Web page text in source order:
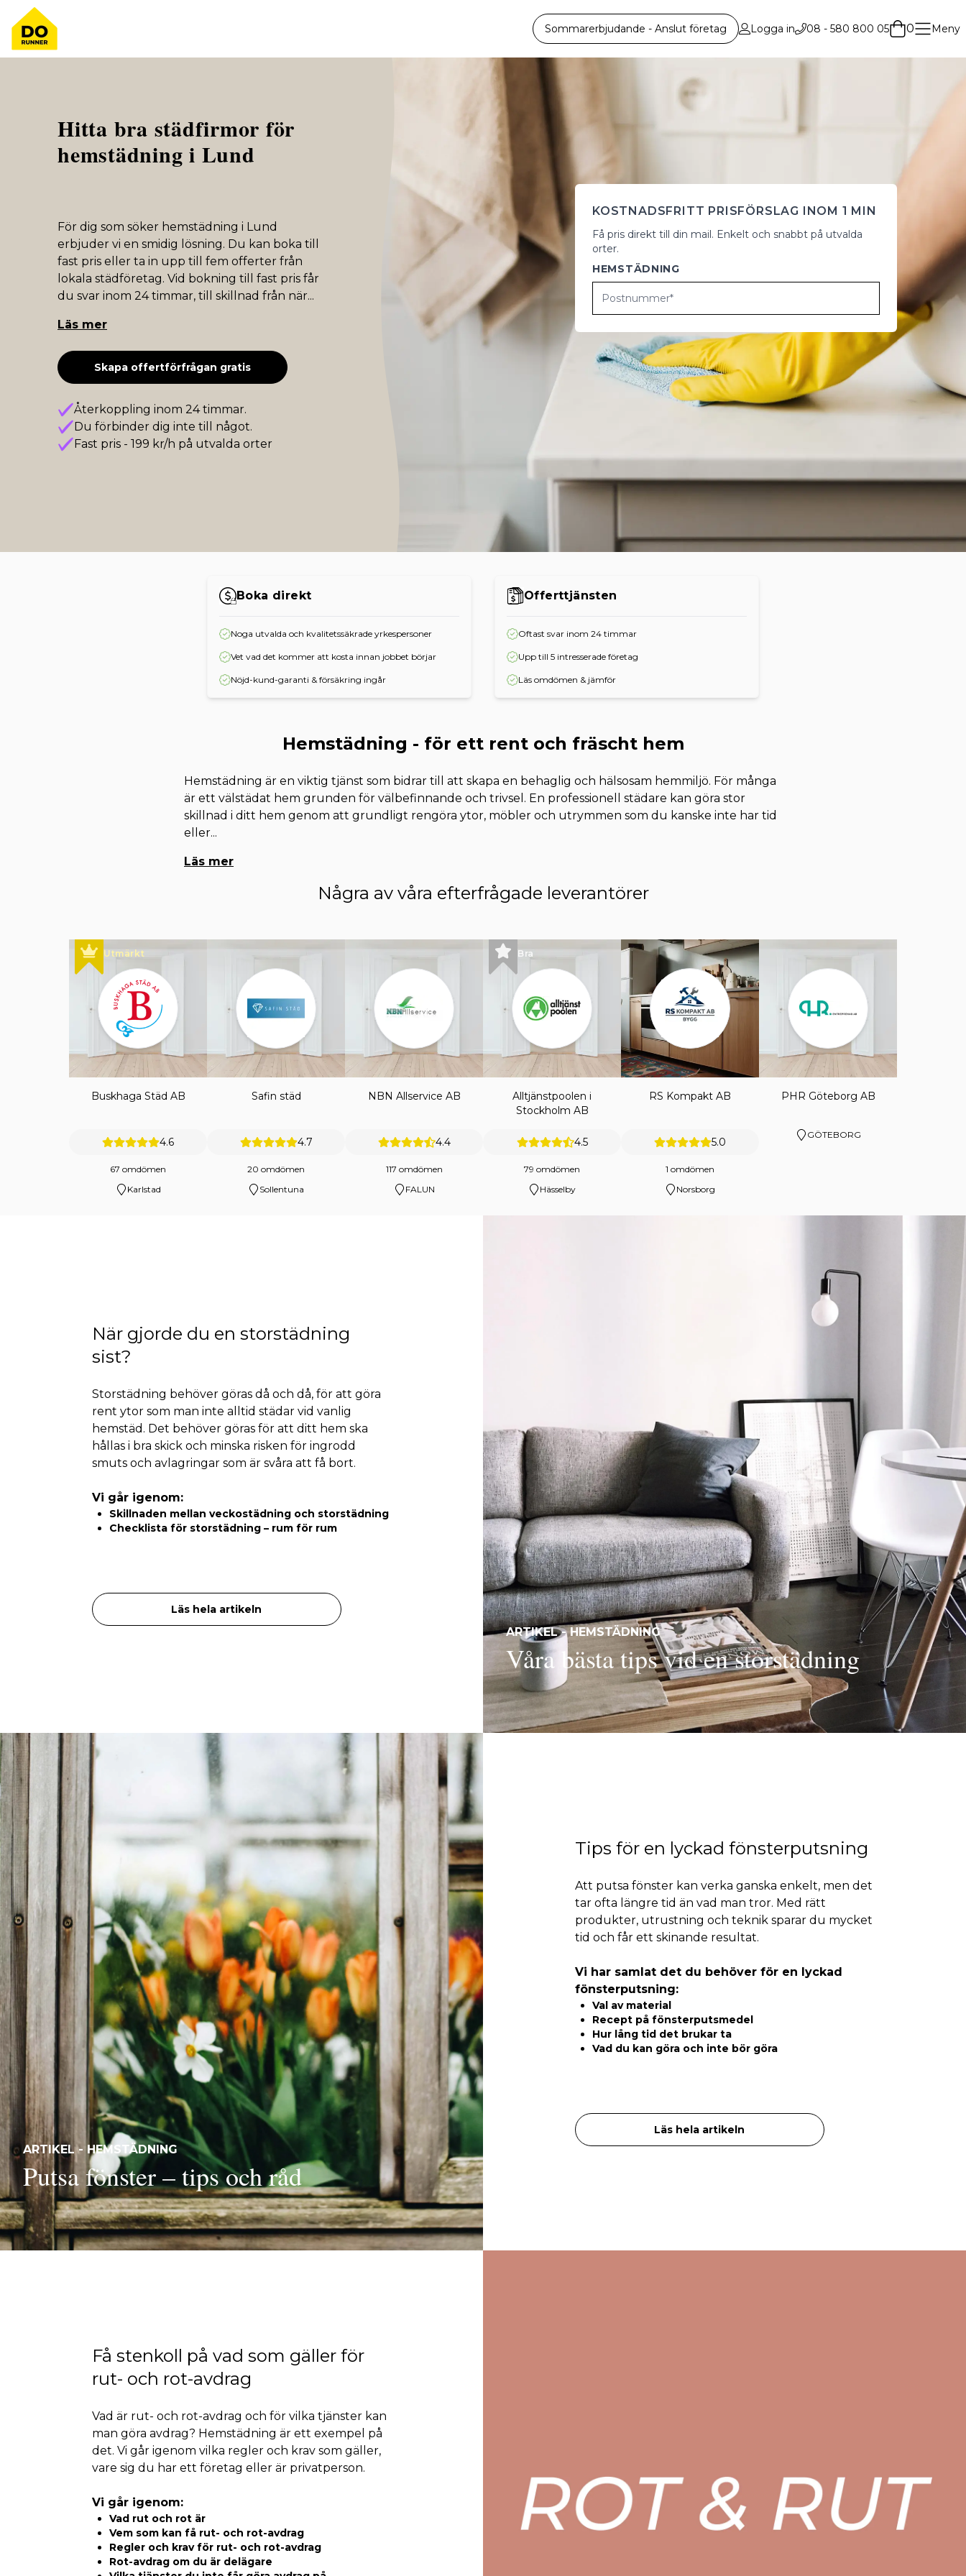
Sommarerbjudande - Anslut företag Logga in 08 - 580 800 05 0 Meny
Hitta bra städfirmor för
hemstädning i Lund
För dig som söker hemstädning i Lund
erbjuder vi en smidig lösning. Du kan boka till
fast pris eller ta in upp till fem offerter från
lokala städföretag. Vid bokning till fast pris får
du svar inom 24 timmar, till skillnad från när...
Läs mer
Skapa offertförfrågan gratis
Återkoppling inom 24 timmar.
Du förbinder dig inte till något.
Fast pris - 199 kr/h på utvalda orter
KOSTNADSFRITT PRISFÖRSLAG INOM 1 MIN
Få pris direkt till din mail. Enkelt och snabbt på utvalda
orter.
HEMSTÄDNING
Boka direkt
Noga utvalda och kvalitetssäkrade yrkespersoner
Vet vad det kommer att kosta innan jobbet börjar
Nöjd-kund-garanti & försäkring ingår
Offerttjänsten
Oftast svar inom 24 timmar
Upp till 5 intresserade företag
Läs omdömen & jämför
Hemstädning - för ett rent och fräscht hem
Hemstädning är en viktig tjänst som bidrar till att skapa en behaglig och hälsosam hemmiljö. För många
är ett välstädat hem grunden för välbefinnande och trivsel. En professionell städare kan göra stor
skillnad i ditt hem genom att grundligt rengöra ytor, möbler och utrymmen som du kanske inte har tid
eller...
Läs mer
Några av våra efterfrågade leverantörer
Utmärkt
Buskhaga Städ AB
4.6
67 omdömen
Karlstad
Safin städ
4.7
20 omdömen
Sollentuna
NBN Allservice AB
4.4
117 omdömen
FALUN
Bra
Alltjänstpoolen i
Stockholm AB
4.5
79 omdömen
Hässelby
RS Kompakt AB
5.0
1 omdömen
Norsborg
PHR Göteborg AB
GÖTEBORG
När gjorde du en storstädning
sist?
Storstädning behöver göras då och då, för att göra
rent ytor som man inte alltid städar vid vanlig
hemstäd. Det behöver göras för att ditt hem ska
hållas i bra skick och minska risken för ingrodd
smuts och avlagringar som är svåra att få bort.
Vi går igenom:
Skillnaden mellan veckostädning och storstädning
Checklista för storstädning – rum för rum
Läs hela artikeln
ARTIKEL - HEMSTÄDNING
Våra bästa tips vid en storstädning
Tips för en lyckad fönsterputsning
Att putsa fönster kan verka ganska enkelt, men det
tar ofta längre tid än vad man tror. Med rätt
produkter, utrustning och teknik sparar du mycket
tid och får ett skinande resultat.
Vi har samlat det du behöver för en lyckad
fönsterputsning:
Val av material
Recept på fönsterputsmedel
Hur lång tid det brukar ta
Vad du kan göra och inte bör göra
Läs hela artikeln
ARTIKEL - HEMSTÄDNING
Putsa fönster – tips och råd
Få stenkoll på vad som gäller för
rut- och rot-avdrag
Vad är rut- och rot-avdrag och för vilka tjänster kan
man göra avdrag? Hemstädning är ett exempel på
det. Vi går igenom vilka regler och krav som gäller,
vare sig du har ett företag eller är privatperson.
Vi går igenom:
Vad rut och rot är
Vem som kan få rut- och rot-avdrag
Regler och krav för rut- och rot-avdrag
Rot-avdrag om du är delägare